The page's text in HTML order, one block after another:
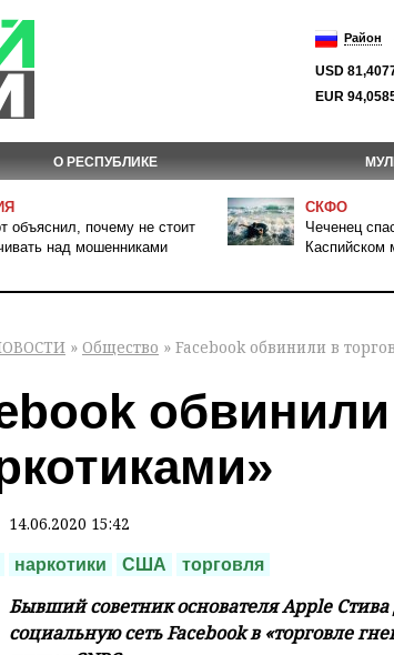
Район
USD
EUR
О РЕСПУБЛИКЕ
объяснил, почему не стоит
над мошенниками
СКФО
Чеченец
Каспийском
» Общество » Facebook обвинили в
14.06.2020 15:42
наркотики США торговля
Бывший советник основателя Apple
социальную сеть Facebook в «торговле